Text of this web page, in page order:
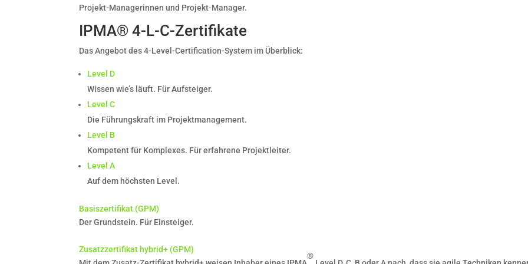
Projekt-Managerinnen und Projekt-Manager.
IPMA® 4-L-C-Zertifikate
Das Angebot des 4-Level-Certification-System im Überblick:
Level D
Wissen wie’s läuft. Für Aufsteiger.
Level C
Die Führungskraft im Projektmanagement.
Level B
Kompetent für Komplexes. Für erfahrene Projektleiter.
Level A
Auf dem höchsten Level.
Basiszertifikat (GPM)
Der Grundstein. Für Einsteiger.
Zusatzzertifikat hybrid+ (GPM)
®